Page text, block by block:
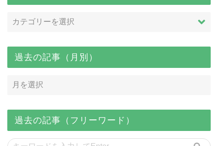
過去の記事（月別）
過去の記事（フリーワード）